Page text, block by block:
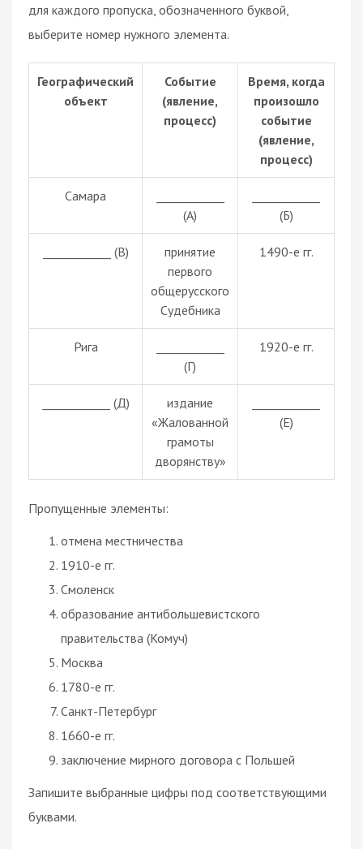
для каждого пропуска, обозначенного буквой,
выберите номер нужного элемента.
Географический
объект
Событие
(явление,
процесс)
Время, когда
произошло
событие
(явление,
процесс)
Самара
(А)
(Б)
____________ (В)
принятие
первого
общерусского
Судебника
1490-е гг.
Рига
(Г)
1920-е гг.
____________ (Д)
издание
«Жалованной
грамоты
дворянству»
(Е)
Пропущенные элементы:
отмена местничества
1910-е гг.
Смоленск
образование антибольшевистского
правительства (Комуч)
Москва
1780-е гг.
Санкт-Петербург
1660-е гг.
заключение мирного договора с Польшей
Запишите выбранные цифры под соответствующими
буквами.